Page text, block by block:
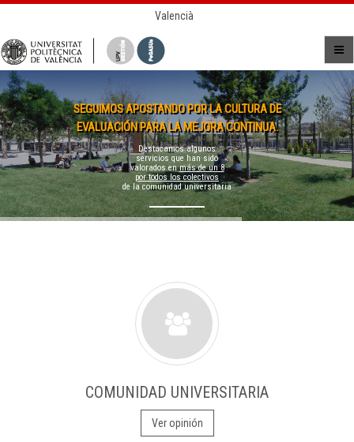
Valencià
SEGUIMOS APOSTANDO POR LA CULTURA DE
EVALUACIÓN PARA LA MEJORA CONTINUA.
Destacamos algunos
servicios que han sido
valorados enmás de un 8
por todos los colectivos
de la comunidad universitaria
COMUNIDAD UNIVERSITARIA
Ver opinión